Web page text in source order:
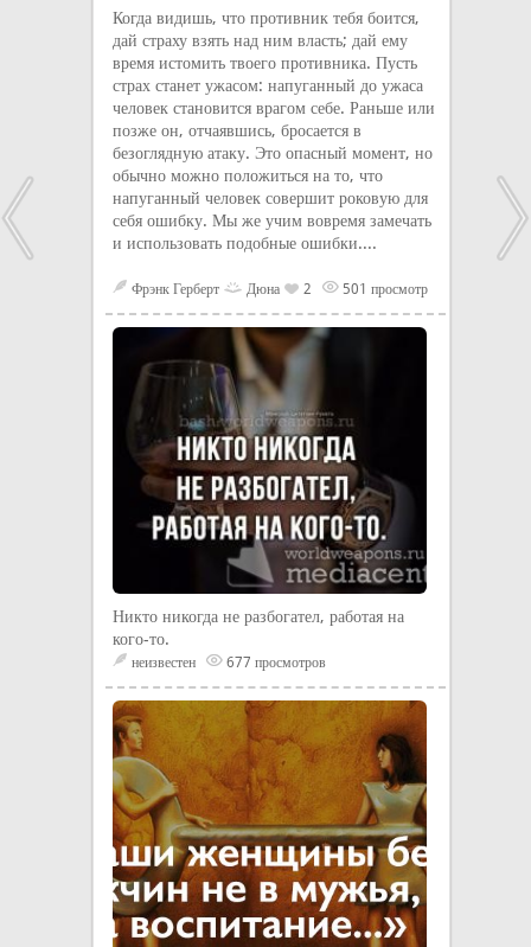
Когда видишь, что противник тебя боится,
дай страху взять над ним власть; дай ему
время истомить твоего противника. Пусть
страх станет ужасом: напуганный до ужаса
человек становится врагом себе. Раньше или
позже он, отчаявшись, бросается в
безоглядную атаку. Это опасный момент, но
обычно можно положиться на то, что
напуганный человек совершит роковую для
себя ошибку. Мы же учим вовремя замечать
и использовать подобные ошибки....
Фрэнк Герберт Дюна 2 501 просмотр
Никто никогда не разбогател, работая на
кого-то.
неизвестен 677 просмотров